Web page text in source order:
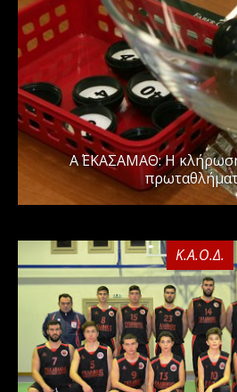
Α΄ ΕΚΑΣΑΜΑΘ: Η
Κ.Α.Ο.Δ.